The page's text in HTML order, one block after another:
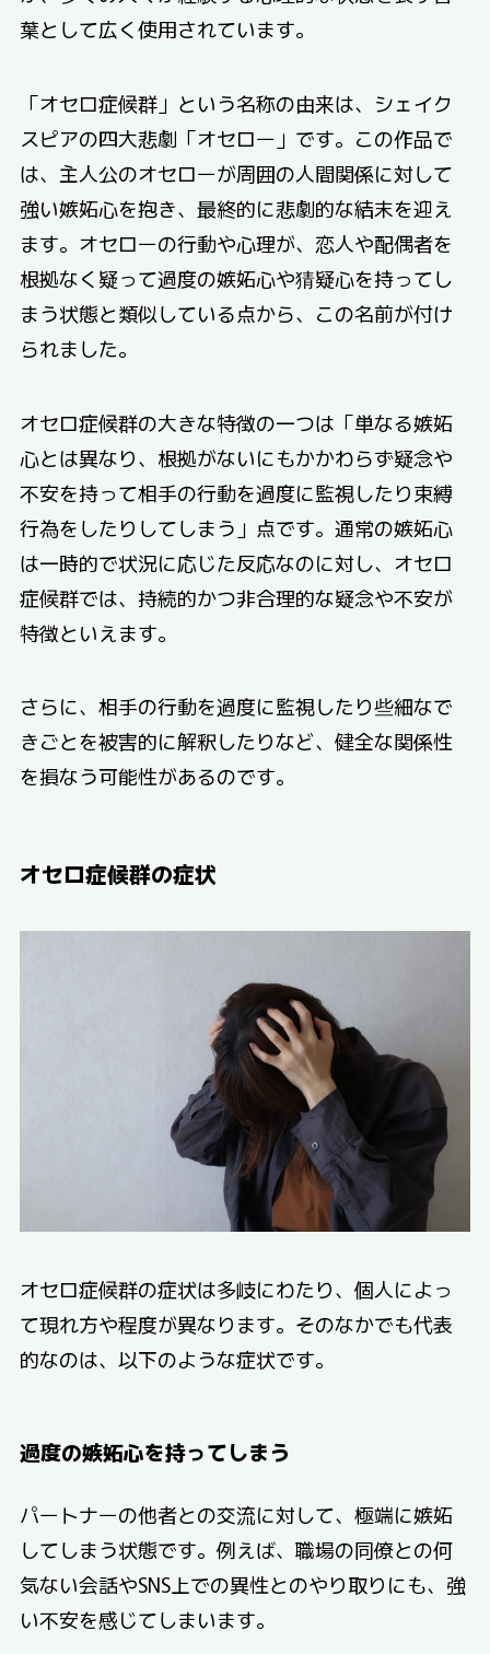
葉として広く使用されています。
「オセロ症候群」という名称の由来は、シェイク
スピアの四大悲劇「オセロー」です。この作品で
は、主人公のオセローが周囲の人間関係に対して
強い嫉妬心を抱き、最終的に悲劇的な結末を迎え
ます。オセローの行動や心理が、恋人や配偶者を
根拠なく疑って過度の嫉妬心や猜疑心を持ってし
まう状態と類似している点から、この名前が付け
られました。
オセロ症候群の大きな特徴の一つは「単なる嫉妬
心とは異なり、根拠がないにもかかわらず疑念や
不安を持って相手の行動を過度に監視したり束縛
行為をしたりしてしまう」点です。通常の嫉妬心
は一時的で状況に応じた反応なのに対し、オセロ
症候群では、持続的かつ非合理的な疑念や不安が
特徴といえます。
さらに、相手の行動を過度に監視したり些細なで
きごとを被害的に解釈したりなど、健全な関係性
を損なう可能性があるのです。
オセロ症候群の症状
オセロ症候群の症状は多岐にわたり、個人によっ
て現れ方や程度が異なります。そのなかでも代表
的なのは、以下のような症状です。
過度の嫉妬心を持ってしまう
パートナーの他者との交流に対して、極端に嫉妬
してしまう状態です。例えば、職場の同僚との何
気ない会話やSNS上での異性とのやり取りにも、強
い不安を感じてしまいます。